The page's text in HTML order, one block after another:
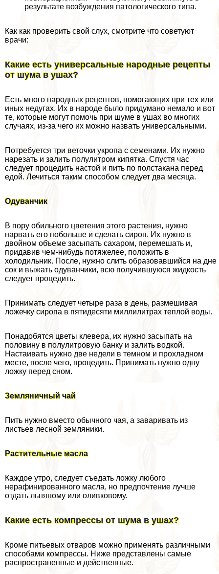
результате возбуждения патологического типа.
Как как проверить свой слух, смотрите что советуют
врачи:
Какие есть универсальные народные рецепты
от шума в ушах?
Есть много народных рецептов, помогающих при тех или
иных недугах. Их в народе было придумано немало и вот
те, которые могут помочь при шуме в ушах во многих
случаях, из-за чего их можно назвать универсальными.
Потребуется три веточки укропа с семенами. Их нужно
нарезать и залить полулитром кипятка. Спустя час
следует процедить настой и пить по полстакана перед
едой. Лечиться таким способом следует два месяца.
Одуванчик
В пору обильного цветения этого растения, нужно
нарвать его побольше и сделать сироп. Их нужно в
двойном объеме засыпать сахаром, перемешать и,
придавив чем-нибудь потяжелее, положить в
холодильник. После, нужно слить образовавшийся на дне
сок и выжать одуванчики, всю получившуюся жидкость
следует процедить.
Принимать следует четыре раза в день, размешивая
ложечку сиропа в пятидесяти миллилитрах теплой воды.
Понадобятся цветы клевера, их нужно засыпать на
половину в полулитровую банку и залить водкой.
Настаивать нужно две недели в темном и прохладном
месте, после чего, процедить. Принимать нужно одну
ложку перед сном.
Земляничный чай
Пить нужно вместо обычного чая, а заваривать из
листьев лесной земляники.
Растительные масла
Каждое утро, следует съедать ложку любого
нерафинированного масла, но предпочтение лучше
отдать льняному или оливковому.
Какие есть компрессы от шума в ушах?
Кроме питьевых отваров можно применять различными
способами компрессы. Ниже представлены самые
распространенные и действенные.